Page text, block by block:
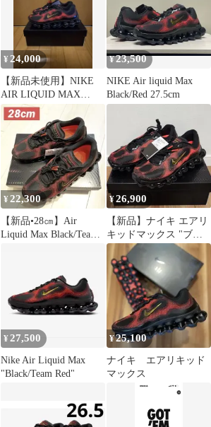
¥24,000
【新品未使用】NIKE
AIR LIQUID MAX
28.5cm
¥23,500
NIKE Air liquid Max
Black/Red 27.5cm
¥22,300
【新品•28㎝】Air
Liquid Max Black/Team
¥26,900
【新品】ナイキ エアリ
キッドマックス "ブラ
ック/チームレッド"
¥27,500
Nike Air Liquid Max
"Black/Team Red"
¥25,100
ナイキ エアリキッド
マックス